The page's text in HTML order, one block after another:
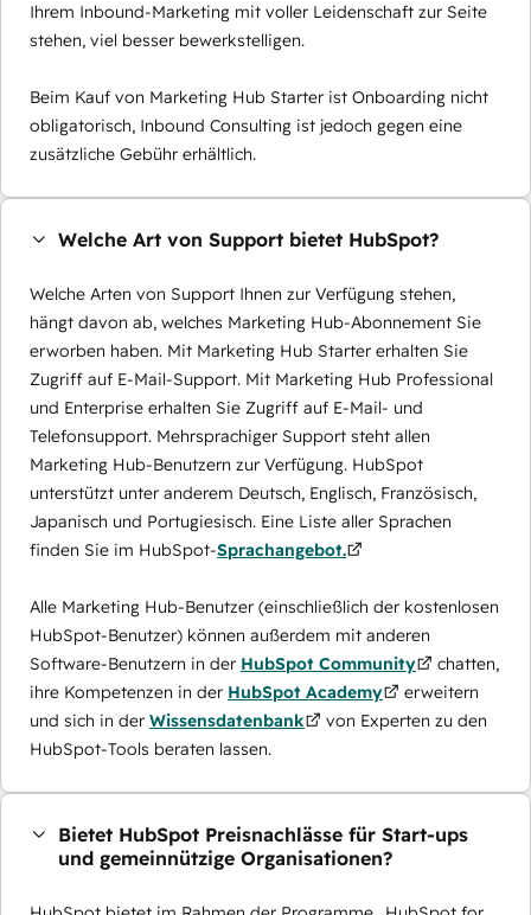
Ihrem Inbound-Marketing mit voller Leidenschaft zur Seite
stehen, viel besser bewerkstelligen.
Beim Kauf von Marketing Hub Starter ist Onboarding nicht
obligatorisch, Inbound Consulting ist jedoch gegen eine
zusätzliche Gebühr erhältlich.
Welche Art von Support bietet HubSpot?
Welche Arten von Support Ihnen zur Verfügung stehen,
hängt davon ab, welches Marketing Hub-Abonnement Sie
erworben haben. Mit Marketing Hub Starter erhalten Sie
Zugriff auf E-Mail-Support. Mit Marketing Hub Professional
und Enterprise erhalten Sie Zugriff auf E-Mail- und
Telefonsupport. Mehrsprachiger Support steht allen
Marketing Hub-Benutzern zur Verfügung. HubSpot
unterstützt unter anderem Deutsch, Englisch, Französisch,
Japanisch und Portugiesisch. Eine Liste aller Sprachen
finden Sie im HubSpot-Sprachangebot.
Alle Marketing Hub-Benutzer (einschließlich der kostenlosen
HubSpot-Benutzer) können außerdem mit anderen
Software-Benutzern in der HubSpot Community
chatten,
ihre Kompetenzen in der HubSpot Academy
erweitern
und sich in der Wissensdatenbank
von Experten zu den
HubSpot-Tools beraten lassen.
Bietet HubSpot Preisnachlässe für Start-ups
und gemeinnützige Organisationen?